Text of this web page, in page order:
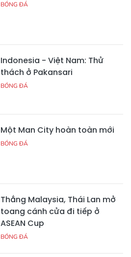
BÓNG ĐÁ
Indonesia - Việt Nam: Thử
thách ở Pakansari
BÓNG ĐÁ
Một Man City hoàn toàn mới
BÓNG ĐÁ
Thắng Malaysia, Thái Lan mở
toang cánh cửa đi tiếp ở
ASEAN Cup
BÓNG ĐÁ